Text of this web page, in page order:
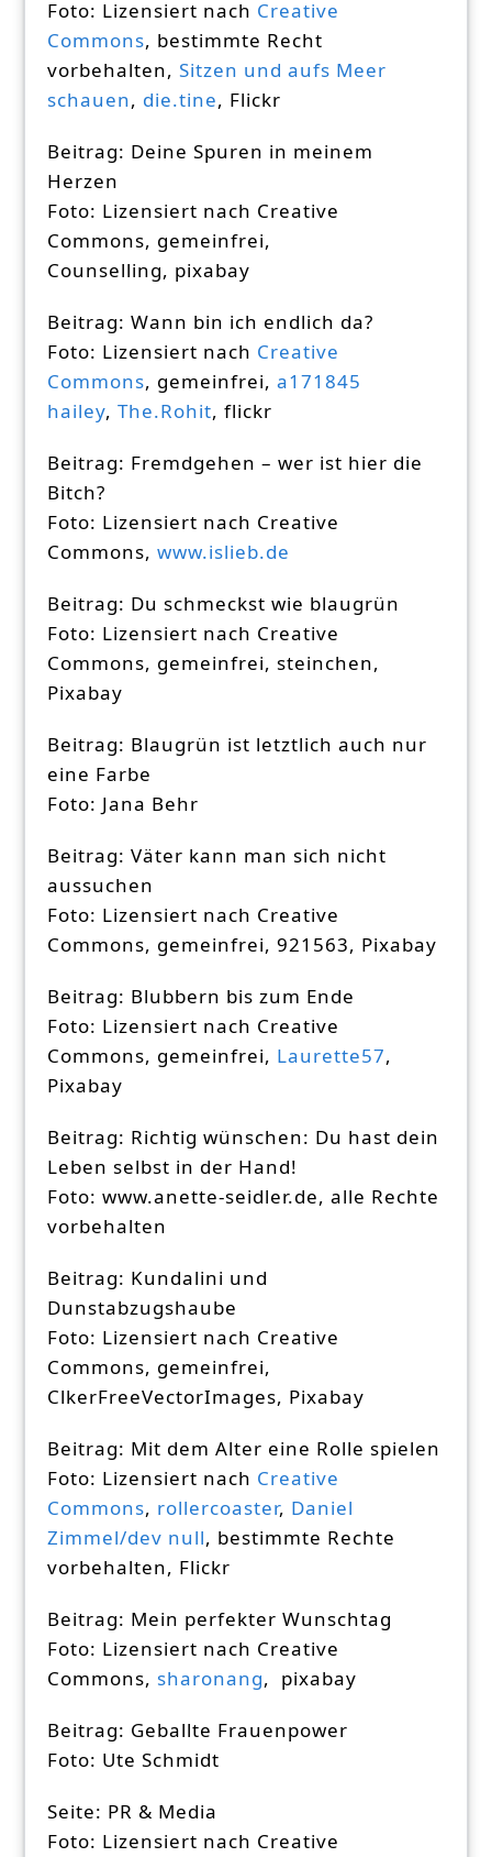
Foto: Lizensiert nach Creative
Commons, bestimmte Recht
vorbehalten,Sitzen und aufs Meer
schauen, die.tine, Flickr
Beitrag: Deine Spuren in meinem
Herzen
Foto: Lizensiert nach Creative
Commons, gemeinfrei,
Counselling, pixabay
Beitrag: Wann bin ich endlich da?
Foto: Lizensiert nach Creative
Commons, gemeinfrei,a171845
hailey,The.Rohit, flickr
Beitrag: Fremdgehen – wer ist hier die
Bitch?
Foto: Lizensiert nach Creative
Commons,www.islieb.de
Beitrag: Du schmeckst wie blaugrün
Foto: Lizensiert nach Creative
Commons, gemeinfrei, steinchen,
Pixabay
Beitrag: Blaugrün ist letztlich auch nur
eine Farbe
Foto: Jana Behr
Beitrag: Väter kann man sich nicht
aussuchen
Foto: Lizensiert nach Creative
Commons, gemeinfrei, 921563, Pixabay
Beitrag: Blubbern bis zum Ende
Foto: Lizensiert nach Creative
Commons, gemeinfrei, Laurette57,
Pixabay
Beitrag: Richtig wünschen: Du hast dein
Leben selbst in der Hand!
Foto: www.anette-seidler.de, alle Rechte
vorbehalten
Beitrag: Kundalini und
Dunstabzugshaube
Foto: Lizensiert nach Creative
Commons, gemeinfrei,
ClkerFreeVectorImages, Pixabay
Beitrag: Mit dem Alter eine Rolle spielen
Foto: Lizensiert nach Creative
Commons, rollercoaster, Daniel
Zimmel/dev null, bestimmte Rechte
vorbehalten, Flickr
Beitrag: Mein perfekter Wunschtag
Foto: Lizensiert nach Creative
Commons, sharonang, pixabay
Beitrag: Geballte Frauenpower
Foto: Ute Schmidt
Seite: PR & Media
Foto: Lizensiert nach Creative